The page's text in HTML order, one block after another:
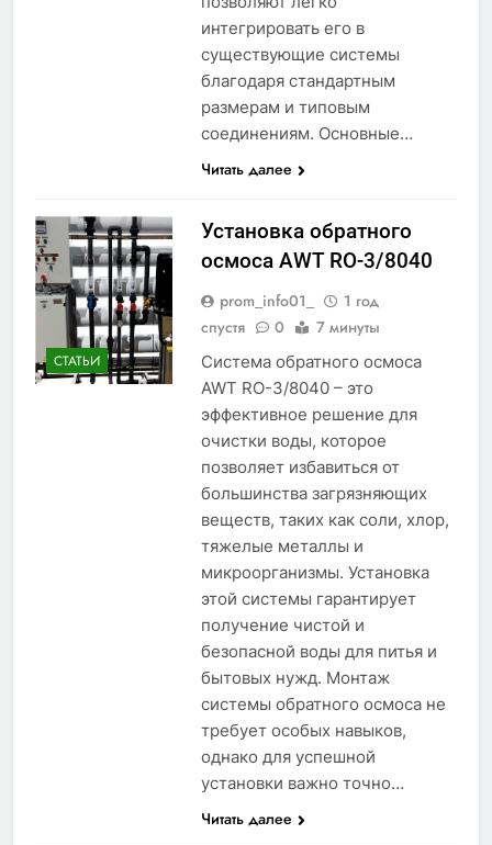
интегрировать его в
существующие системы
благодаря стандартным
размерам и типовым
соединениям. Основные…
Читать далее
СТАТЬИ
Установка обратного
осмоса AWT RO-3/8040
prom_info01_
1 год
спустя
0 7 минуты
Система обратного осмоса
AWT RO-3/8040 – это
эффективное решение для
очистки воды, которое
позволяет избавиться от
большинства загрязняющих
веществ, таких как соли, хлор,
тяжелые металлы и
микроорганизмы. Установка
этой системы гарантирует
получение чистой и
безопасной воды для питья и
бытовых нужд. Монтаж
системы обратного осмоса не
требует особых навыков,
однако для успешной
установки важно точно…
Читать далее